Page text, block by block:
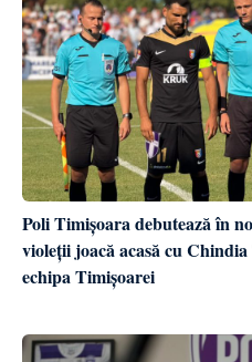
Poli Timișoara debutează în
violeții joacă acasă cu
echipa Timișoarei